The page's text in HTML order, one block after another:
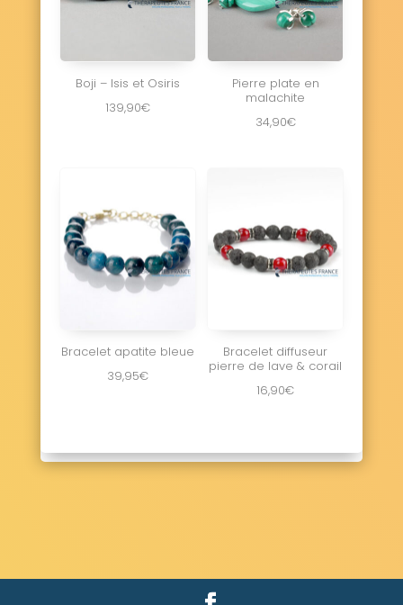
Boji – Isis et Osiris
139,90€
Pierre plate en
malachite
34,90€
Bracelet apatite bleue
39,95€
Bracelet diffuseur
pierre de lave & corail
16,90€